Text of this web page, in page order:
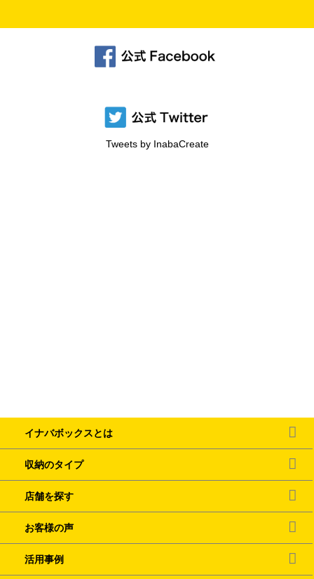
Tweets by InabaCreate
イナバボックスとは
収納のタイプ
店舗を探す
お客様の声
活用事例